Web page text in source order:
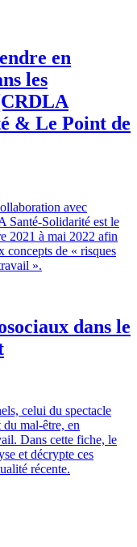
en
les
& Le Point de
avec
Solidarité est le
2021 à mai 2022 afin
concepts de « risques
».
dans le
celui du spectacle
du mal-être, en
Dans cette fiche, le
et décrypte ces
récente.